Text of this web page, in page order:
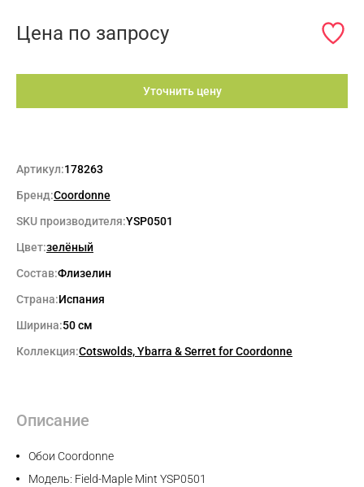
Цена по запросу
Уточнить цену
Артикул:178263
Бренд:Coordonne
SKU производителя:YSP0501
Цвет:зелёный
Состав:Флизелин
Страна:Испания
Ширина:50 см
Коллекция:Cotswolds, Ybarra & Serret for Coordonne
Описание
Обои Coordonne
Модель: Field-Maple Mint YSP0501